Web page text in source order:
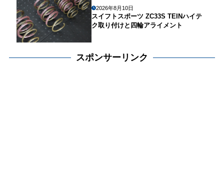
2026年8月10日
スイフトスポーツ ZC33S TEINハイテ
ク取り付けと四輪アライメント
スポンサーリンク